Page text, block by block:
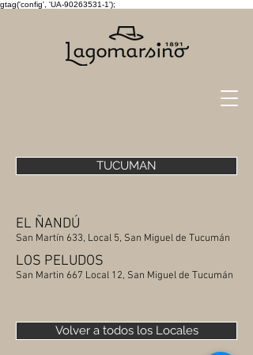
gtag('config', 'UA-90263531-1');
TUCUMAN
EL ÑANDÚ
San Martín 633, Local 5, San Miguel de Tucumán
LOS PELUDOS
San Martin 667 Local 12, San Miguel de Tucumán
Volver a todos los Locales